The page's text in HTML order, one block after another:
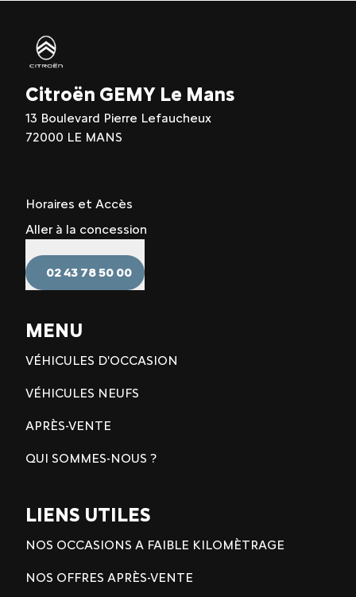
Citroën GEMY Le Mans
13 Boulevard Pierre Lefaucheux
72000 LE MANS
Horaires et Accès
Aller à la concession
02 43 78 50 00
MENU
VÉHICULES D'OCCASION
VÉHICULES NEUFS
APRÈS-VENTE
QUI SOMMES-NOUS ?
LIENS UTILES
NOS OCCASIONS A FAIBLE KILOMÈTRAGE
NOS OFFRES APRÈS-VENTE